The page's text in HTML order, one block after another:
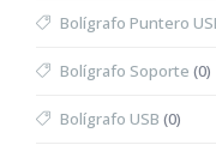
Bolígrafo Puntero
Bolígrafo Soporte (0)
Bolígrafo USB (0)